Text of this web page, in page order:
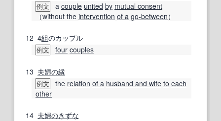
例文 a couple united by mutual consent
（without the intervention of a go-between）
12 4組のカップル
例文 four couples
13 夫婦の縁
例文 the relation of a husband and wife to each
other
14 夫婦のきずな